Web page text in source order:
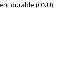
durable (ONU)